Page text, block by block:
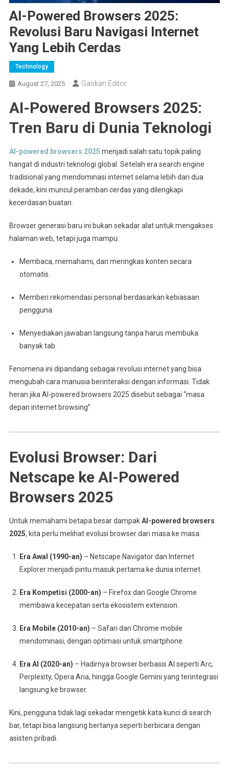
AI-Powered Browsers 2025:
Revolusi Baru Navigasi Internet
Yang Lebih Cerdas
Technology
August 27, 2025 Gaskan Editor
AI-Powered Browsers 2025:
Tren Baru di Dunia Teknologi
AI-powered browsers 2025 menjadi salah satu topik paling
hangat di industri teknologi global. Setelah era search engine
tradisional yang mendominasi internet selama lebih dari dua
dekade, kini muncul peramban cerdas yang dilengkapi
kecerdasan buatan.
Browser generasi baru ini bukan sekadar alat untuk mengakses
halaman web, tetapi juga mampu:
Membaca, memahami, dan meringkas konten secara
otomatis.
Memberi rekomendasi personal berdasarkan kebiasaan
pengguna.
Menyediakan jawaban langsung tanpa harus membuka
banyak tab.
Fenomena ini dipandang sebagai revolusi internet yang bisa
mengubah cara manusia berinteraksi dengan informasi. Tidak
heran jika AI-powered browsers 2025 disebut sebagai “masa
depan internet browsing”.
Evolusi Browser: Dari
Netscape ke AI-Powered
Browsers 2025
Untuk memahami betapa besar dampakAI-powered browsers
2025, kita perlu melihat evolusi browser dari masa ke masa:
Era Awal (1990-an) – Netscape Navigator dan Internet
Explorer menjadi pintu masuk pertama ke dunia internet.
Era Kompetisi (2000-an) – Firefox dan Google Chrome
membawa kecepatan serta ekosistem extension.
Era Mobile (2010-an) – Safari dan Chrome mobile
mendominasi, dengan optimasi untuk smartphone.
Era AI (2020-an) – Hadirnya browser berbasis AI seperti Arc,
Perplexity, Opera Aria, hingga Google Gemini yang terintegrasi
langsung ke browser.
Kini, pengguna tidak lagi sekadar mengetik kata kunci di search
bar, tetapi bisa langsung bertanya seperti berbicara dengan
asisten pribadi.